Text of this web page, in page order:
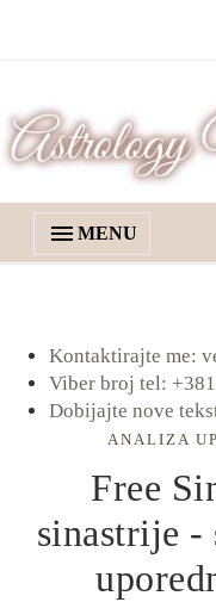
MENU
Kontaktirajte me:
Viber broj tel:
Dobijajte nove
ANALIZA
Free
sinastrije -